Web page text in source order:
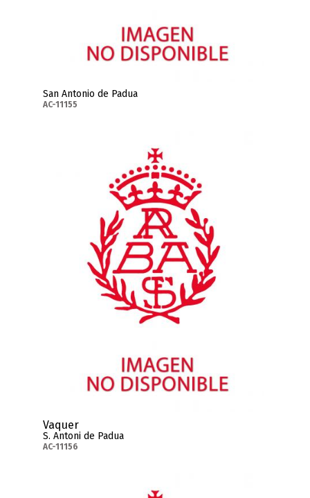
San Antonio de Padua
AC-11155
Vaquer
S. Antoni de Padua
AC-11156